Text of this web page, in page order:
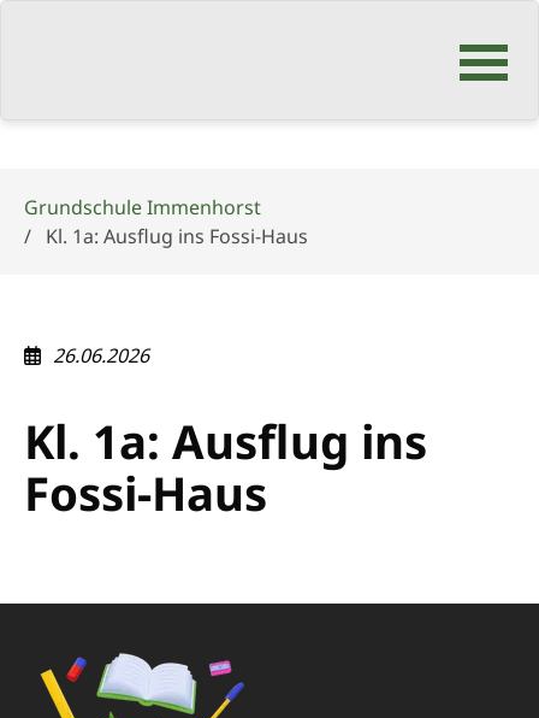
Navigation
Grundschule Immenhorst
Kl. 1a: Ausflug ins Fossi-Haus
26.06.2026
Kl. 1a: Ausflug ins
Fossi-Haus